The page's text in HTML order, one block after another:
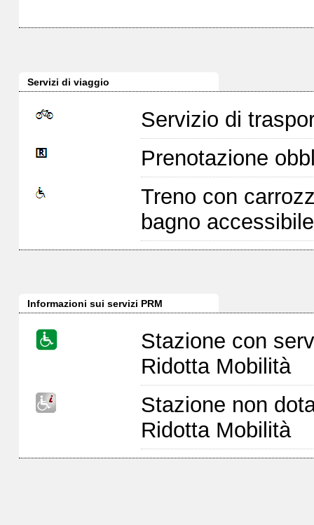
Servizi di viaggio
Servizio di
Prenotazione
Treno con
bagno
Informazioni sui servizi PRM
Stazione con
Ridotta Mobilità
Stazione non
Ridotta Mobilità